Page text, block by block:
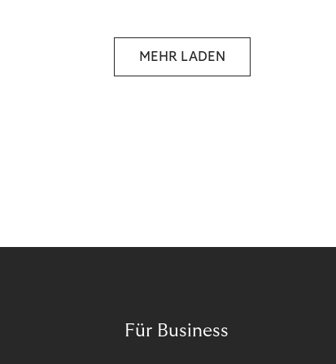
MEHR LADEN
Für Business